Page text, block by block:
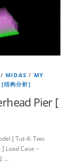
/ MIDAS / MY
结构分析]
Pier [
[ Tut-4: Two
Load Case –
…